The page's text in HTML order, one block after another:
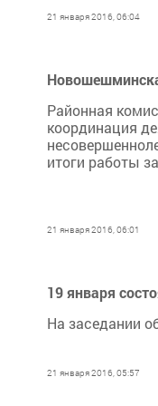
21 января 2016, 06:04
Районная
координация
итоги работы
21 января 2016, 06:01
19 января
На заседании
21 января 2016, 05:57